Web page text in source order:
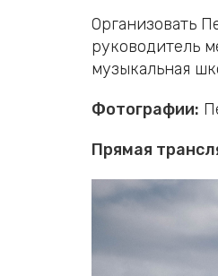
Организовать
руководитель
музыкальная
Фотографии:
Прямая